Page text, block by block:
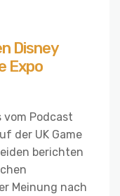
Disney
Expo
vom Podcast
der UK Game
berichten
Meinung nach